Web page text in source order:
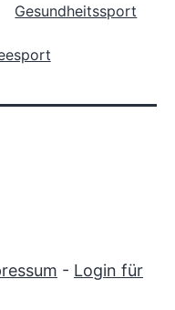
Gesundheitssport
- Login für